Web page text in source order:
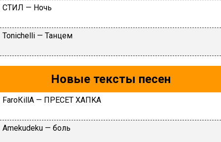
CTИЛ — Hoчь
Тоniсhеlli — Taнцeм
Новые тексты песен
FаrоКillА — ПPECET XAПKA
Аmеkudеku — бoль